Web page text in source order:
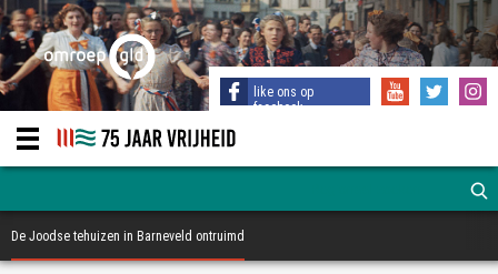
like ons op
facebook
De Joodse tehuizen in Barneveld ontruimd